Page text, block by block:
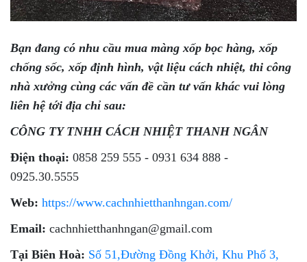
Bạn đang có nhu cầu mua màng xốp bọc hàng, xốp
chống sốc, xốp định hình, vật liệu cách nhiệt, thi công
nhà xưởng cùng các vấn đề cần tư vấn khác vui lòng
liên hệ tới địa chỉ sau:
CÔNG TY TNHH CÁCH NHIỆT THANH NGÂN
Điện thoại: 0858 259 555 - 0931 634 888 -
0925.30.5555
Web: https://www.cachnhietthanhngan.com/
Email: cachnhietthanhngan@gmail.com
Tại Biên Hoà: Số 51,Đường Đồng Khởi, Khu Phố 3,